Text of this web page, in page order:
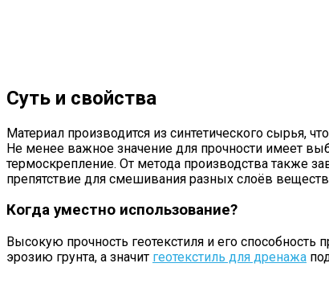
Суть и свойства
Материал производится из синтетического сырья,
Не менее важное значение для прочности имеет
термоскрепление. От метода производства также
препятствие для смешивания разных слоёв
Когда уместно использование?
Высокую прочность геотекстиля и его
эрозию грунта, а значит геотекстиль для дренажа